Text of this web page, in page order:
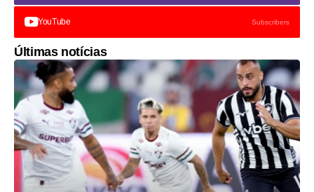
YouTube Subscribers
Últimas notícias